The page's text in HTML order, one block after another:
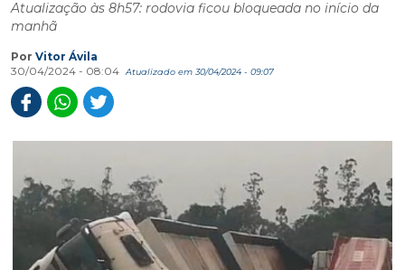
Atualização às 8h57: rodovia ficou bloqueada no início da
manhã
Por Vitor Ávila
30/04/2024 - 08:04
Atualizado em 30/04/2024 - 09:07